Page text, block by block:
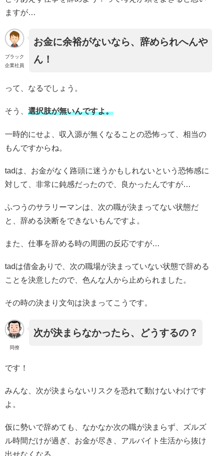
ますが…
ブラック
企業社員
お金に余裕がないなら、辞められへんや
ん！
って、なるでしょう。
そう、 選択肢が無いんですよ。
一時的にせよ、収入源が無くなることの恐怖って、相当の
もんですからね。
tadは、お金がなく路頭に迷うかもしれないという恐怖感に
対して、非常に鈍感だったので、良かったんですが…
ふつうのサラリーマンは、次の職が決まってない状態だ
と、辞める決断をできないもんですよ。
また、仕事を辞める時の周囲の反応ですが…
tadは借金ありで、次の職場が決まっていない状態で辞める
ことを決意したので、色んな人から止められました。
その時の決まり文句は決まってこうです。
同僚
次が決まらなかったら、どうするの？
です！
みんな、次が決まらないリスクを恐れて動けないわけです
よ。
仮に勢いで辞めても、なかなか次の職が決まらず、ズルズ
ル時間だけが過ぎ、お金が尽き、アルバイト生活から抜け